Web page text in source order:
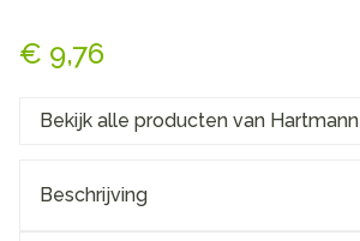
€ 9,76
Bekijk alle producten van Hartmann
Beschrijving